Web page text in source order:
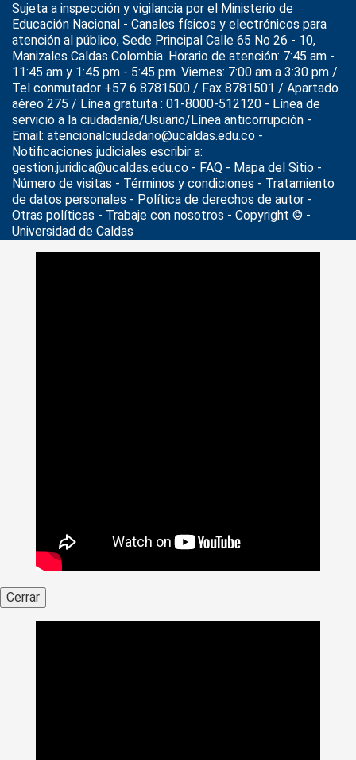
Noticias>Actualidad>U. de Caldas realiza el seminario-
Sujeta a inspección y vigilancia por el Ministerio de
Educación Nacional - Canales físicos y electrónicos para
atención al público, Sede Principal Calle 65 No 26 - 10,
Manizales Caldas Colombia. Horario de atención: 7:45 am -
11:45 am y 1:45 pm - 5:45 pm. Viernes: 7:00 am a 3:30 pm /
Tel conmutador +57 6 8781500 / Fax 8781501 / Apartado
aéreo 275 / Línea gratuita : 01-8000-512120 - Línea de
servicio a la ciudadanía/Usuario/Línea anticorrupción -
Email: atencionalciudadano@ucaldas.edu.co -
Notificaciones judiciales escribir a:
gestion.juridica@ucaldas.edu.co - FAQ - Mapa del Sitio -
Número de visitas - Términos y condiciones - Tratamiento
de datos personales - Política de derechos de autor -
Otras políticas - Trabaje con nosotros - Copyright © -
Universidad de Caldas
Cerrar